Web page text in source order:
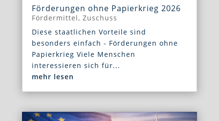
Förderungen ohne Papierkrieg 2026
Fördermittel, Zuschuss
Diese staatlichen Vorteile sind
besonders einfach - Förderungen ohne
Papierkrieg Viele Menschen
interessieren sich für...
mehr lesen